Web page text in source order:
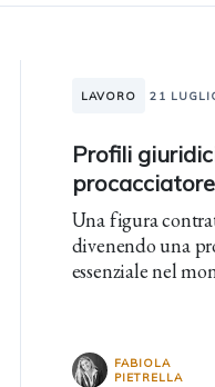
LAVORO 21
Profili
Una figura
divenendo una
essenziale nel
FABIOLA
PIETRELLA